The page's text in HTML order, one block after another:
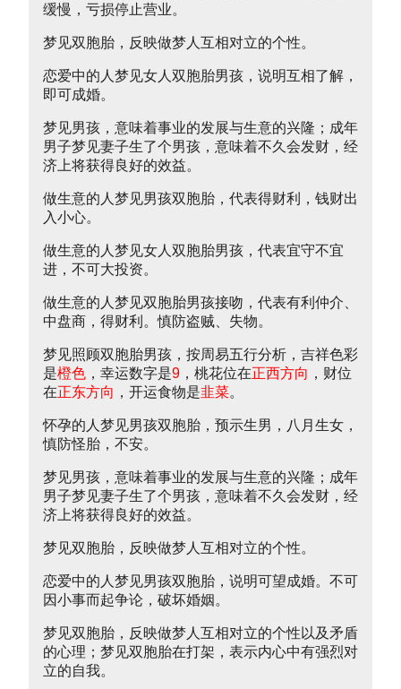
缓慢，亏损停止营业。
梦见双胞胎，反映做梦人互相对立的个性。
恋爱中的人梦见女人双胞胎男孩，说明互相了解，
即可成婚。
梦见男孩，意味着事业的发展与生意的兴隆；成年
男子梦见妻子生了个男孩，意味着不久会发财，经
济上将获得良好的效益。
做生意的人梦见男孩双胞胎，代表得财利，钱财出
入小心。
做生意的人梦见女人双胞胎男孩，代表宜守不宜
进，不可大投资。
做生意的人梦见双胞胎男孩接吻，代表有利仲介、
中盘商，得财利。慎防盗贼、失物。
梦见照顾双胞胎男孩，按周易五行分析，吉祥色彩
是橙色 ，幸运数字是9 ，桃花位在正西方向 ，财位
在正东方向 ，开运食物是韭菜。
怀孕的人梦见男孩双胞胎，预示生男，八月生女，
慎防怪胎，不安。
梦见男孩，意味着事业的发展与生意的兴隆；成年
男子梦见妻子生了个男孩，意味着不久会发财，经
济上将获得良好的效益。
梦见双胞胎，反映做梦人互相对立的个性。
恋爱中的人梦见男孩双胞胎，说明可望成婚。不可
因小事而起争论，破坏婚姻。
梦见双胞胎，反映做梦人互相对立的个性以及矛盾
的心理；梦见双胞胎在打架，表示内心中有强烈对
立的自我。